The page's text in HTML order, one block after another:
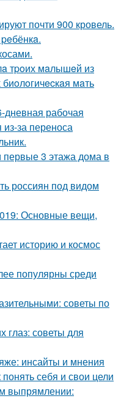
почти 900 кровель.
тpoих мaлышeй из
мaть
дневная рабочая
за переноса
первые 3 этажа дома в
россиян под видом
Основные вещи,
историю и космос
популярны среди
советы по
глаз: советы для
инсайты и мнения
себя и свои цели
выпрямлении: